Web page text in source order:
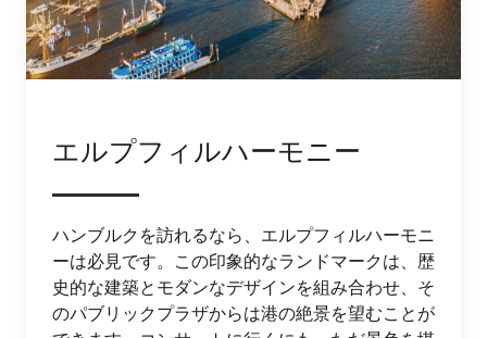
エルプフィルハーモニー
ハンブルクを訪れるなら、エルプフィルハーモニ
ーは必見です。この印象的なランドマークは、歴
史的な建築とモダンなデザインを組み合わせ、そ
のパブリックプラザからは港の絶景を望むことが